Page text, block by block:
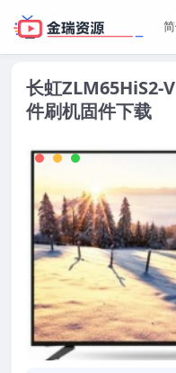
长虹ZLM65HiS2-
件刷机固件下载